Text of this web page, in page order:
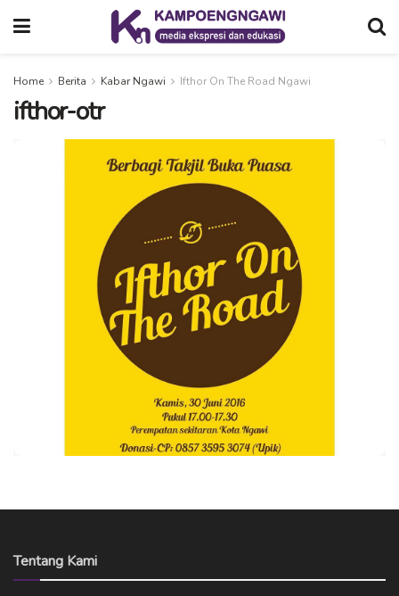
Home Berita Kabar Ngawi Ifthor On The Road Ngawi
ifthor-otr
Tentang Kami